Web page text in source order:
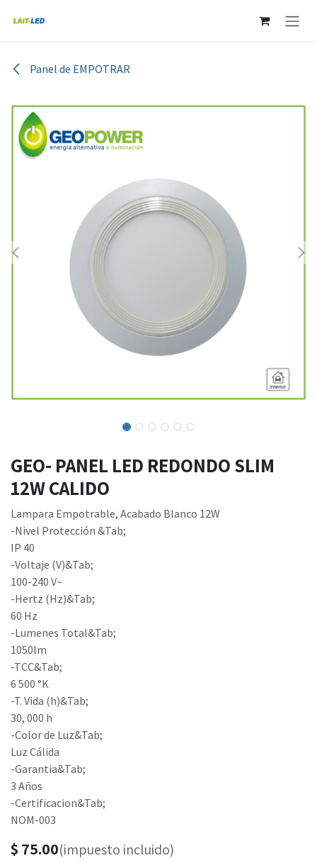
Panel de EMPOTRAR
GEO- PANEL LED REDONDO SLIM
12W CALIDO
Lampara Empotrable, Acabado Blanco 12W
-Nivel Protección &Tab;
IP 40
-Voltaje (V)&Tab;
100-240 V~
-Hertz (Hz)&Tab;
60 Hz
-Lumenes Total&Tab;
1050lm
-TCC&Tab;
6 500 °K
-T. Vida (h)&Tab;
30, 000 h
-Color de Luz&Tab;
Luz Cálida
-Garantia&Tab;
3 Años
-Certificacion&Tab;
NOM-003
$ 75.00(impuesto incluido)